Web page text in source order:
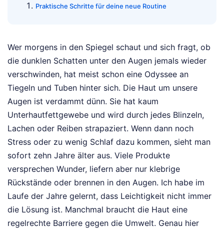
Praktische Schritte für deine neue Routine
Wer morgens in den Spiegel schaut und sich fragt, ob
die dunklen Schatten unter den Augen jemals wieder
verschwinden, hat meist schon eine Odyssee an
Tiegeln und Tuben hinter sich. Die Haut um unsere
Augen ist verdammt dünn. Sie hat kaum
Unterhautfettgewebe und wird durch jedes Blinzeln,
Lachen oder Reiben strapaziert. Wenn dann noch
Stress oder zu wenig Schlaf dazu kommen, sieht man
sofort zehn Jahre älter aus. Viele Produkte
versprechen Wunder, liefern aber nur klebrige
Rückstände oder brennen in den Augen. Ich habe im
Laufe der Jahre gelernt, dass Leichtigkeit nicht immer
die Lösung ist. Manchmal braucht die Haut eine
regelrechte Barriere gegen die Umwelt. Genau hier